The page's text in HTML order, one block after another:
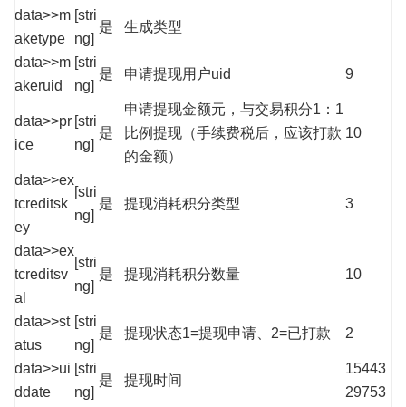
data>>m
aketype
[stri
ng]
是 生成类型
data>>m
akeruid
[stri
ng]
是 申请提现用户uid 9
data>>pr
ice
[stri
ng]
是
申请提现金额元，与交易积分1：1
比例提现（手续费税后，应该打款
的金额）
10
data>>ex
tcreditsk
ey
[stri
ng]
是 提现消耗积分类型 3
data>>ex
tcreditsv
al
[stri
ng]
是 提现消耗积分数量 10
data>>st
atus
[stri
ng]
是 提现状态1=提现申请、2=已打款 2
data>>ui
ddate
[stri
ng]
是 提现时间
15443
29753